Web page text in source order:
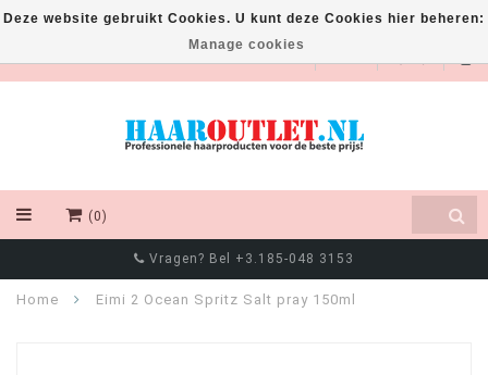
EUR
(0)
Vragen? Bel +3.185-048 3153
Home Eimi 2 Ocean Spritz Salt pray 150ml
Deze website gebruikt Cookies. U kunt deze Cookies hier beheren:
Manage cookies